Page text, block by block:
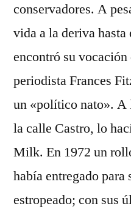
conservadores. A
vida a la deriva
encontró su
periodista Frances
un «político nato». A
la calle Castro, lo
Milk. En 1972 un
había entregado para
estropeado; con sus